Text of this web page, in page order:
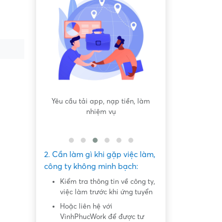
Yêu cầu tải app, nạp tiền, làm
nhiệm vụ
2. Cần làm gì khi gặp việc làm,
công ty không minh bạch:
Kiểm tra thông tin về công ty,
việc làm trước khi ứng tuyển
Hoặc liên hệ với
VinhPhucWork để được tư